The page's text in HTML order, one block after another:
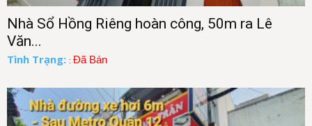
Nhà Sổ Hồng Riêng hoàn công, 50m ra Lê
Văn...
Tình Trạng: : Đã Bán